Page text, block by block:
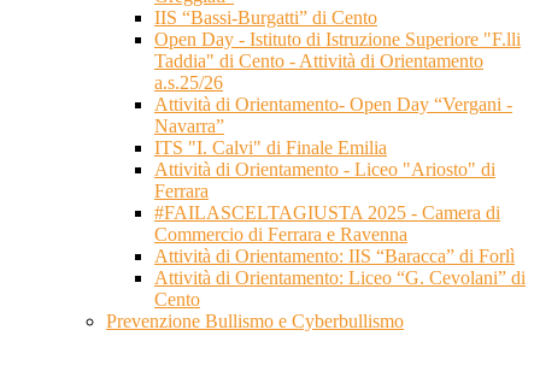
IIS “Bassi-Burgatti” di Cento
Open Day - Istituto di Istruzione Superiore "F.lli
Taddia" di Cento - Attività di Orientamento
a.s.25/26
Attività di Orientamento- Open Day “Vergani -
Navarra”
ITS "I. Calvi" di Finale Emilia
Attività di Orientamento - Liceo "Ariosto" di
Ferrara
#FAILASCELTAGIUSTA 2025 - Camera di
Commercio di Ferrara e Ravenna
Attività di Orientamento: IIS “Baracca” di Forlì
Attività di Orientamento: Liceo “G. Cevolani” di
Cento
Prevenzione Bullismo e Cyberbullismo